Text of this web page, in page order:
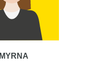
MYRNA